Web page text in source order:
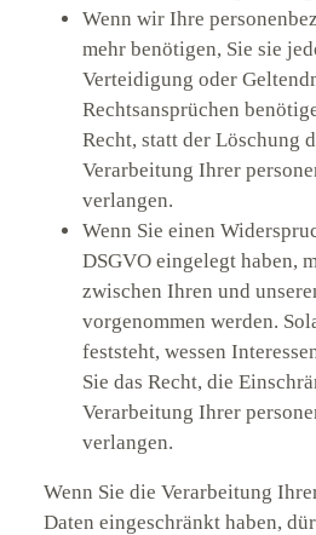
Wenn wir Ihre
mehr benötigen, Sie sie
Verteidigung oder
Rechtsansprüchen
Recht, statt der Löschung
Verarbeitung Ihrer
verlangen.
Wenn Sie einen
DSGVO eingelegt haben,
zwischen Ihren und
vorgenommen werden.
feststeht, wessen
Sie das Recht, die
Verarbeitung Ihrer
verlangen.
Wenn Sie die Verarbeitung
Daten eingeschränkt haben,